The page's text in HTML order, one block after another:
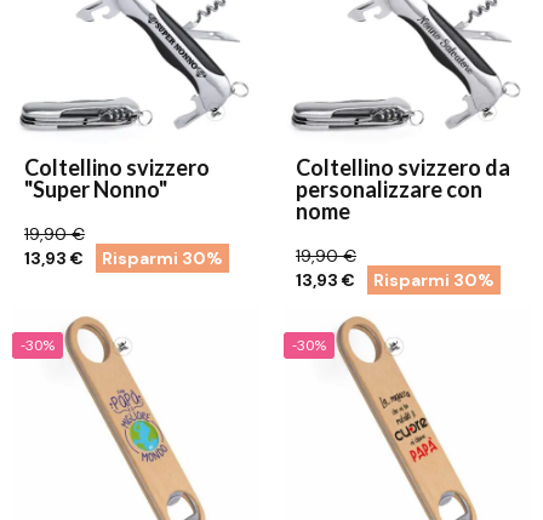
Coltellino svizzero
"Super Nonno"
19,90 €
13,93 €
Risparmi 30%
Coltellino svizzero da
personalizzare con
nome
19,90 €
13,93 €
Risparmi 30%
-30% -30%